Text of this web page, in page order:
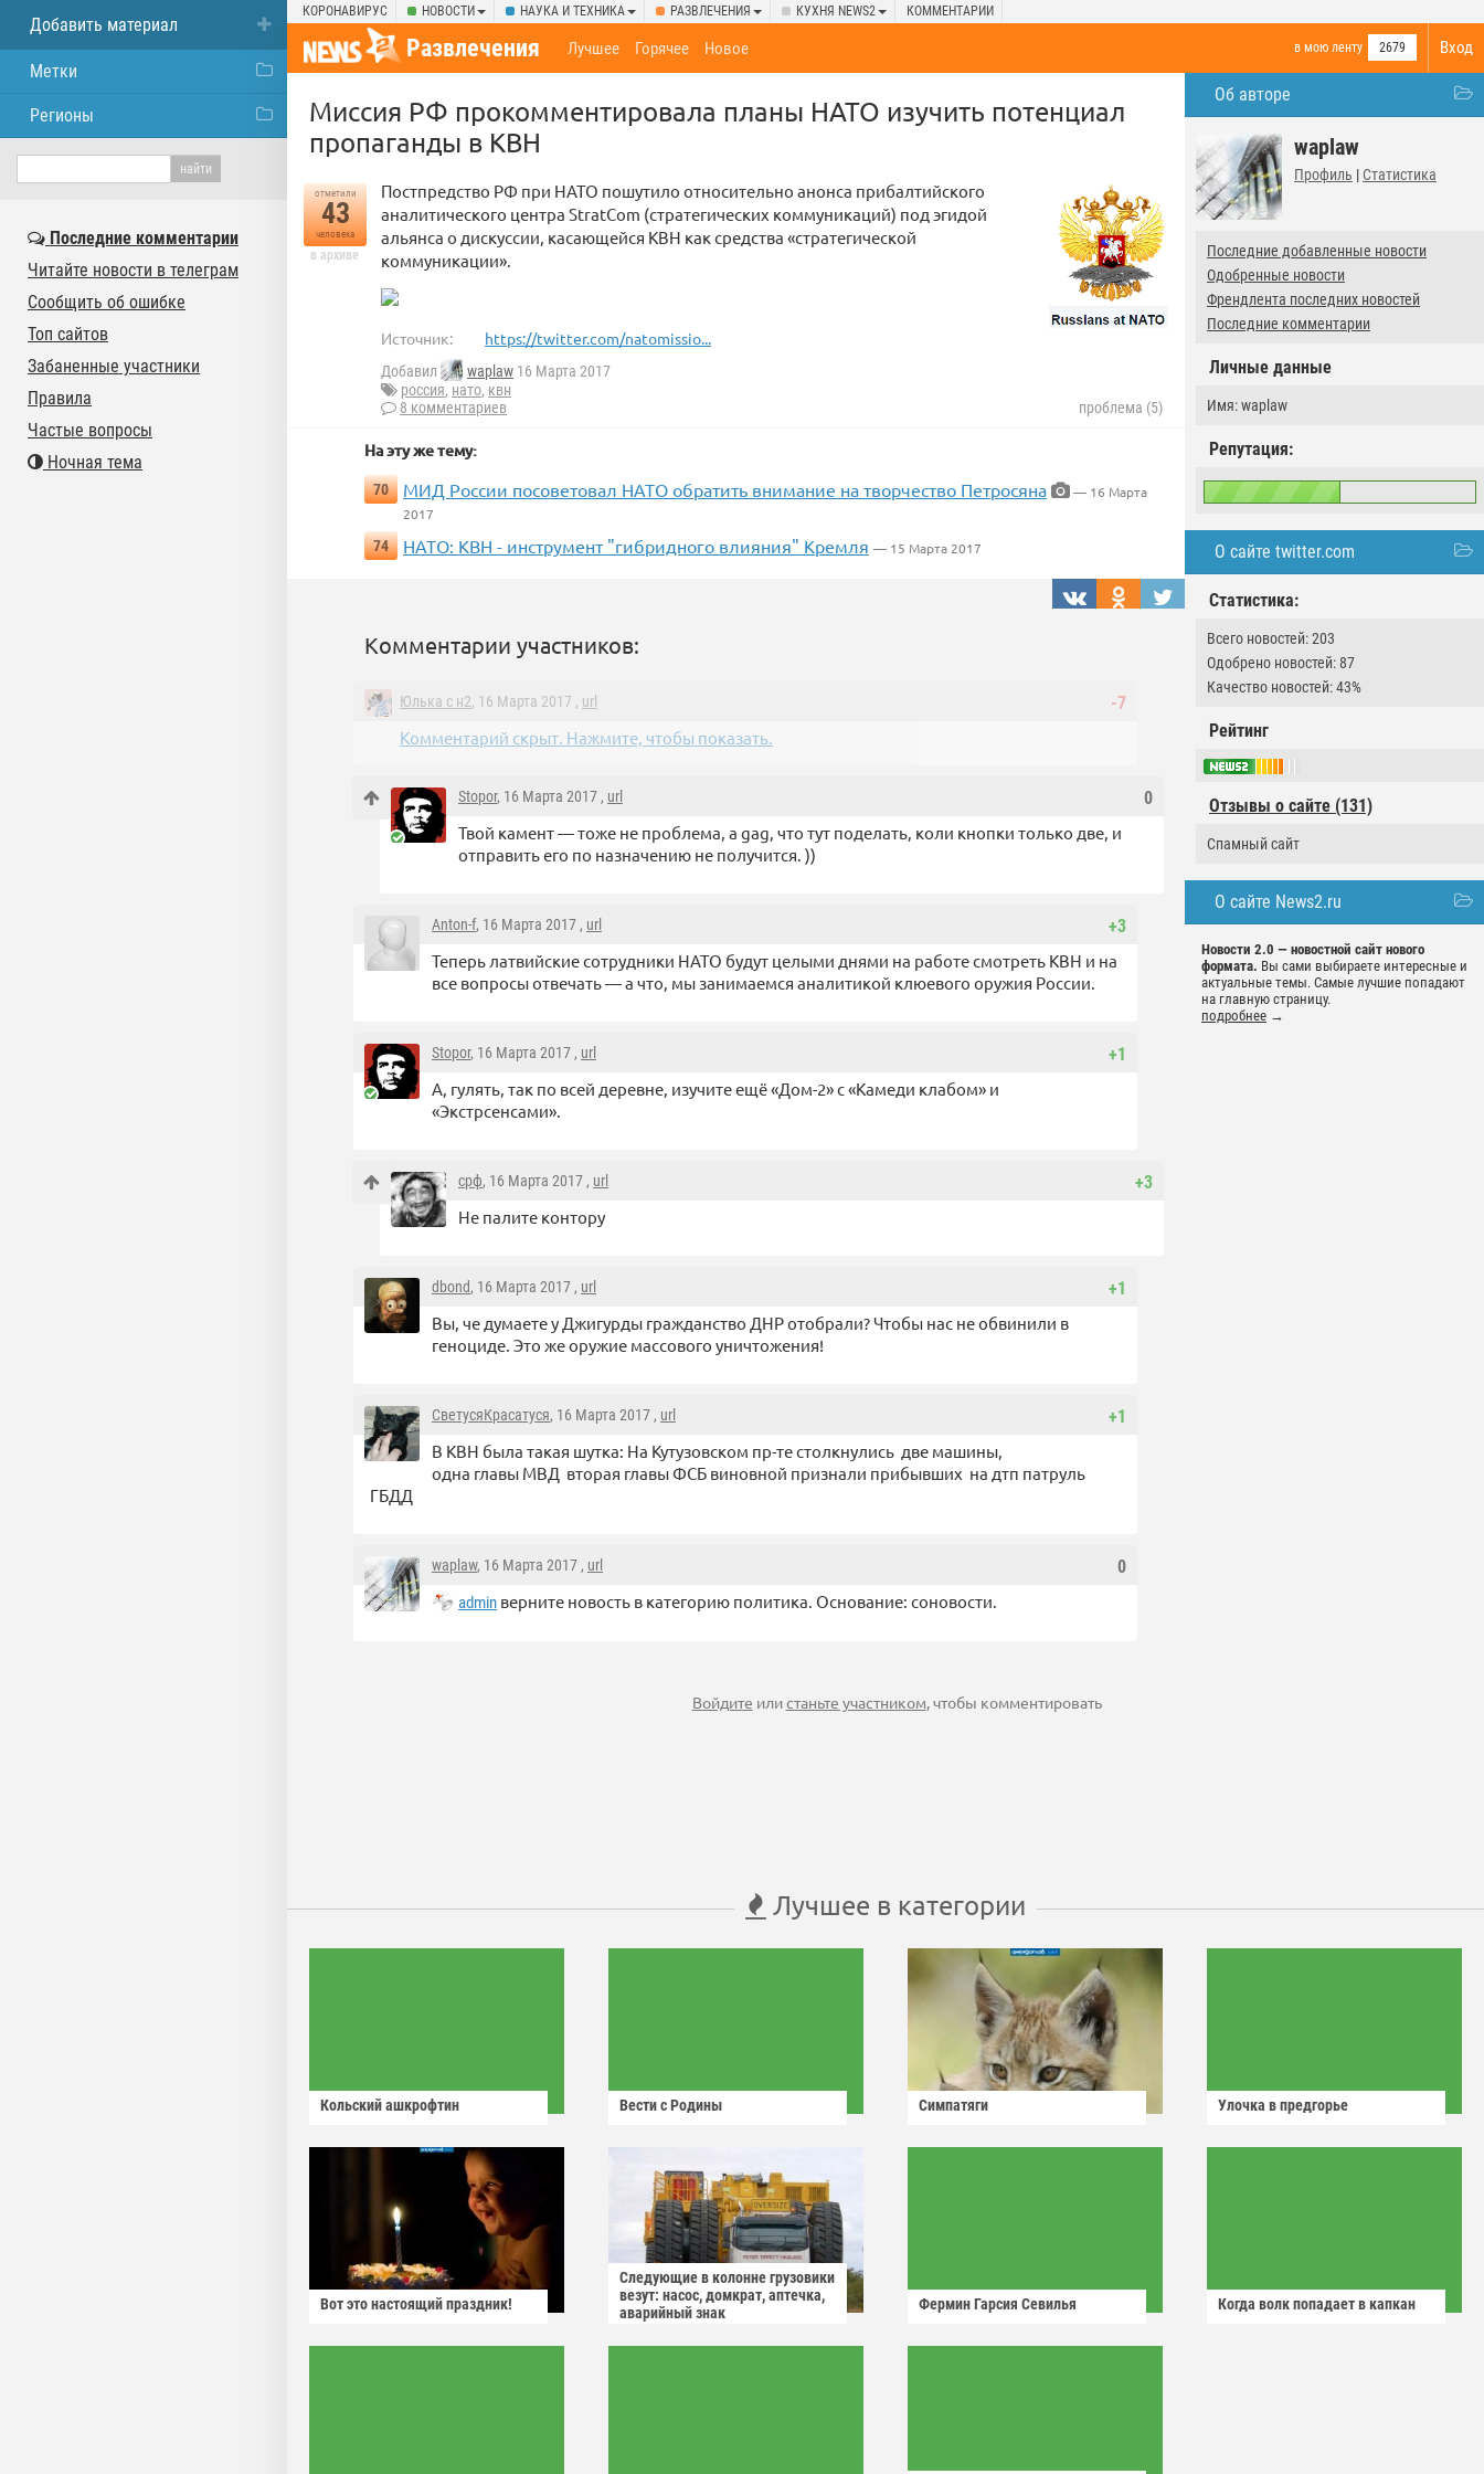
КОРОНАВИРУС НОВОСТИ НАУКА И ТЕХНИКА РАЗВЛЕЧЕНИЯ КУХНЯ NEWS2 КОММЕНТАРИИ
Вход
Развлечения в мою ленту 2679
Лучшее Горячее Новое
Об авторе
waplaw
Профиль | Статистика
Последние добавленные новости
Одобренные новости
Френдлента последних новостей
Последние комментарии
Личные данные
Имя: waplaw
Репутация:
О сайте twitter.com
Статистика:
Всего новостей: 203
Одобрено новостей: 87
Качество новостей: 43%
Рейтинг
Отзывы о сайте (131)
Спамный сайт
О сайте News2.ru
Новости 2.0 — новостной сайт нового
формата. Вы сами выбираете интересные и
актуальные темы. Самые лучшие попадают
на главную страницу.
подробнее →
Миссия РФ прокомментировала планы НАТО изучить потенциал
пропаганды в КВН
отметили
43
человека
в архиве
Постпредство РФ при НАТО пошутило относительно анонса прибалтийского
аналитического центра StratCom (стратегических коммуникаций) под эгидой
альянса о дискуссии, касающейся КВН как средства «стратегической
коммуникации».
Источник: https://twitter.com/natomissio...
Добавил waplaw 16 Марта 2017
россия, нато, квн
8 комментариев
проблема (5)
На эту же тему:
70 МИД России посоветовал НАТО обратить внимание на творчество Петросяна
— 16 Марта
2017
74
НАТО: КВН - инструмент "гибридного влияния" Кремля — 15 Марта 2017
Комментарии участников:
-7
Юлька с н2, 16 Марта 2017 , url
Комментарий скрыт. Нажмите, чтобы показать.
0
Stopor, 16 Марта 2017 , url
Твой камент — тоже не проблема, а gag, что тут поделать, коли кнопки только две, и
отправить его по назначению не получится. ))
+3
Anton-f, 16 Марта 2017 , url
Теперь латвийские сотрудники НАТО будут целыми днями на работе смотреть КВН и на
все вопросы отвечать — а что, мы занимаемся аналитикой клюевого оружия России.
+1
Stopor, 16 Марта 2017 , url
А, гулять, так по всей деревне, изучите ещё «Дом-2» с «Камеди клабом» и
«Экстрсенсами».
+3
срф, 16 Марта 2017 , url
Не палите контору
+1
dbond, 16 Марта 2017 , url
Вы, че думаете у Джигурды гражданство ДНР отобрали? Чтобы нас не обвинили в
геноциде. Это же оружие массового уничтожения!
+1
СветусяКрасатуся, 16 Марта 2017 , url
В КВН была такая шутка: На Кутузовском пр-те столкнулись две машины,
одна главы МВД вторая главы ФСБ виновной признали прибывших на дтп патруль
ГБДД
0
waplaw, 16 Марта 2017 , url
admin верните новость в категорию политика. Основание: соновости.
Войдите илистаньте участником, чтобы комментировать
Лучшее в категории
Кольский ашкрофтин Вести с Родины Симпатяги Улочка в предгорье
Вот это настоящий праздник!
Следующие в колонне грузовики
везут: насос, домкрат, аптечка,
аварийный знак
Фермин Гарсия Севилья Когда волк попадает в капкан
Добавить материал
Метки
Регионы
Последние комментарии
Читайте новости в телеграм
Сообщить об ошибке
Топ сайтов
Забаненные участники
Правила
Частые вопросы
Ночная тема